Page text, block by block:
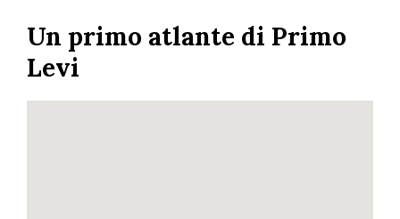
content
Un primo atlante di Primo
Levi